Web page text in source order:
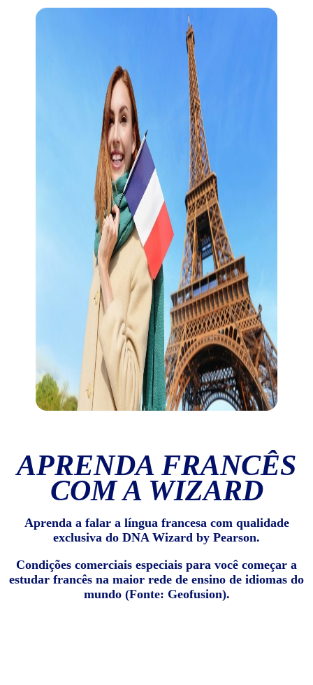
APRENDA FRANCÊS
COM A WIZARD
Aprenda a falar a língua francesa com qualidade
exclusiva do DNA Wizard by Pearson.
Condições comerciais especiais para você começar a
estudar francês na maior rede de ensino de idiomas do
mundo (Fonte: Geofusion).